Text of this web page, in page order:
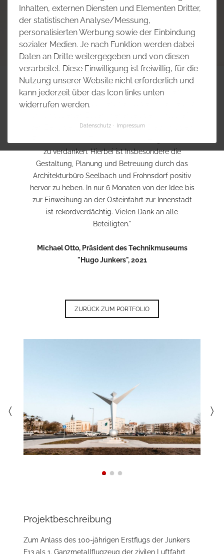
Inhalten, externen Diensten und Elementen Dritter,
der statistischen Analyse/Messung,
personalisierten Werbung sowie der Einbindung
sozialer Medien. Je nach Funktion werden dabei
Daten an Dritte weitergegeben und von diesen
verarbeitet. Diese Einwilligung ist freiwillig, für die
Nutzung unserer Website nicht erforderlich und
kann jederzeit über das Icon links unten
widerrufen werden.
Datenschutz Impressum
"Dass die Stadt Dessau-Roßlau endlich ein
Denkmal für Hugo Junkers hat ist der Initiative und
den Behörden und Institutionen der Stadt mit dem
zu verdanken. Hierbei ist Insbesondere die
Gestaltung, Planung und Betreuung durch das
Architekturbüro Seelbach und Frohnsdorf positiv
hervor zu heben. In nur 6 Monaten von der Idee bis
zur Einweihung an der Osteinfahrt zur Innenstadt
ist rekordverdächtig. Vielen Dank an alle
Beteiligten."
Michael Otto, Präsident des Technikmuseums
"Hugo Junkers", 2021
ZURÜCK ZUM PORTFOLIO
〈 〉
Projektbeschreibung
Zum Anlass des 100-jährigen Erstflugs der Junkers
F13 als 1. Ganzmetallflugzeug der zivilen Luftfahrt,